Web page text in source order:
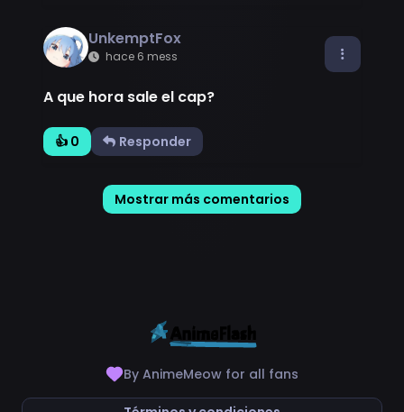
UnkemptFox
hace 6 mess
A que hora sale el cap?
👍 0 Responder
Mostrar más comentarios
By AnimeMeow for all fans